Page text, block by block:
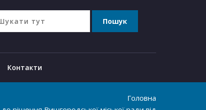
Контакти
Головна